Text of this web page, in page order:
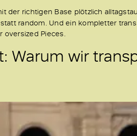
der richtigen Base plötzlich
random. Und ein kompletter
oversized Pieces.
Warum wir